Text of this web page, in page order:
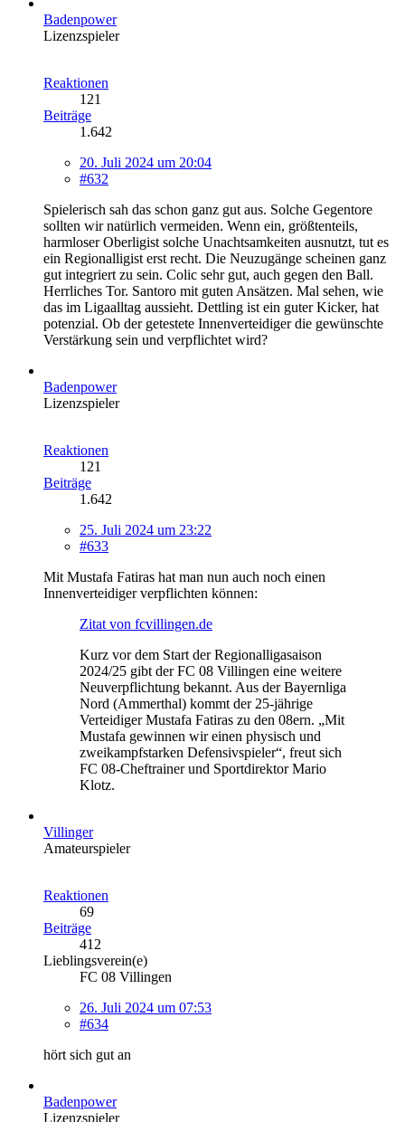
Badenpower
Lizenzspieler
Reaktionen
121
Beiträge
1.642
20. Juli 2024 um 20:04
#632
Spielerisch sah das schon ganz gut aus. Solche Gegentore
sollten wir natürlich vermeiden. Wenn ein, größtenteils,
harmloser Oberligist solche Unachtsamkeiten ausnutzt, tut es
ein Regionalligist erst recht. Die Neuzugänge scheinen ganz
gut integriert zu sein. Colic sehr gut, auch gegen den Ball.
Herrliches Tor. Santoro mit guten Ansätzen. Mal sehen, wie
das im Ligaalltag aussieht. Dettling ist ein guter Kicker, hat
potenzial. Ob der getestete Innenverteidiger die gewünschte
Verstärkung sein und verpflichtet wird?
Badenpower
Lizenzspieler
Reaktionen
121
Beiträge
1.642
25. Juli 2024 um 23:22
#633
Mit Mustafa Fatiras hat man nun auch noch einen
Innenverteidiger verpflichten können:
Zitat von fcvillingen.de
Kurz vor dem Start der Regionalligasaison
2024/25 gibt der FC 08 Villingen eine weitere
Neuverpflichtung bekannt. Aus der Bayernliga
Nord (Ammerthal) kommt der 25-jährige
Verteidiger Mustafa Fatiras zu den 08ern. „Mit
Mustafa gewinnen wir einen physisch und
zweikampfstarken Defensivspieler“, freut sich
FC 08-Cheftrainer und Sportdirektor Mario
Klotz.
Villinger
Amateurspieler
Reaktionen
69
Beiträge
412
Lieblingsverein(e)
FC 08 Villingen
26. Juli 2024 um 07:53
#634
hört sich gut an
Badenpower
Lizenzspieler